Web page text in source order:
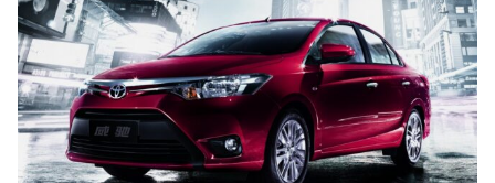
сделал «частник» из Москвы, выставивший машину на
продажу за 1 990 000 рублей, сообщили «Автоновости
дня».